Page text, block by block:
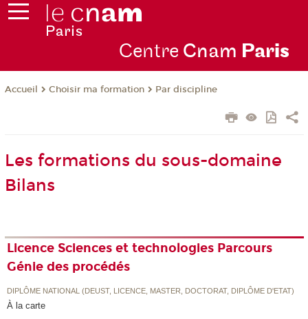
Centre Cnam Paris
Accueil Choisir ma formation Par discipline
Les formations du sous-domaine
Bilans
Licence Sciences et technologies Parcours
Génie des procédés
DIPLÔME NATIONAL (DEUST, LICENCE, MASTER, DOCTORAT, DIPLÔME D'ETAT)
À la carte